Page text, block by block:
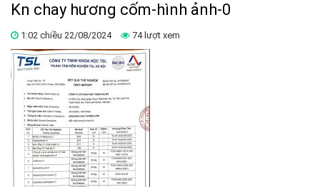
Kn chay hương cốm-hình ảnh-0
1:02 chiều 22/08/2024 74 lượt xem